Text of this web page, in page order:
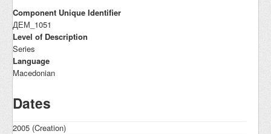
Component Unique Identifier
ДЕМ_1051
Level of Description
Series
Language
Macedonian
Dates
2005 (Creation)